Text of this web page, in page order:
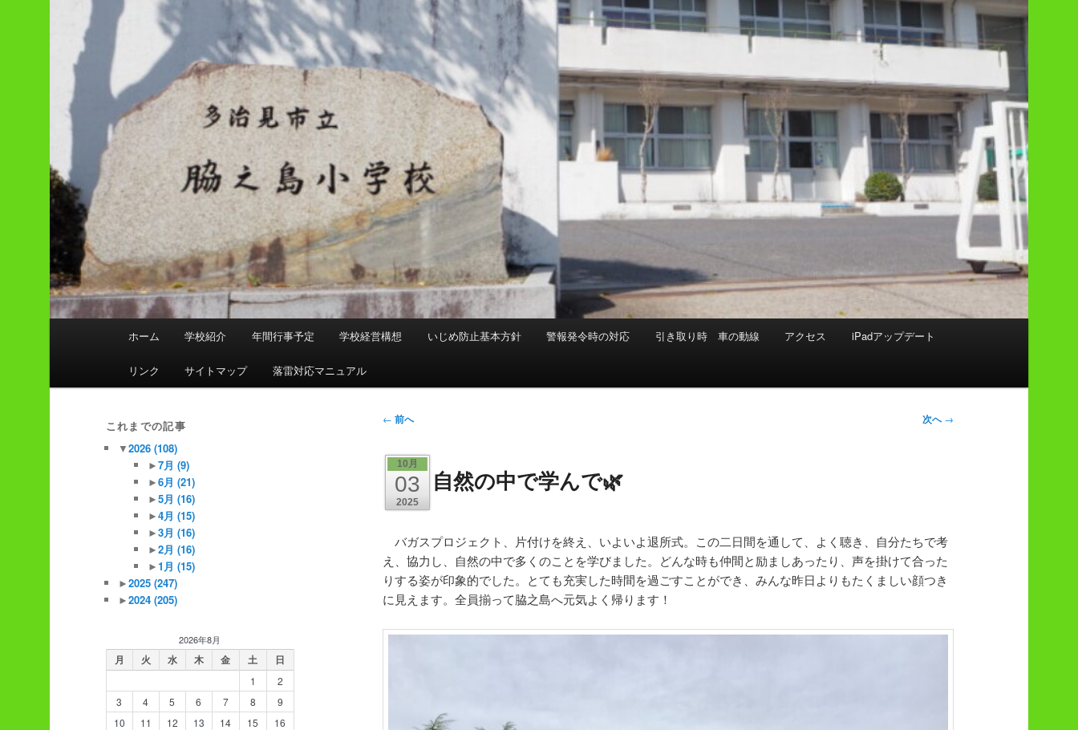
メ
ホーム 学校紹介 年間行事予定 学校経営構想 いじめ防止基本方針 警報発令時の対応 引き取り時 車の動線 アクセス iPadアップデート
リンク サイトマップ 落雷対応マニュアル
投
ナ
ビ
ー
ン
← 前へ 次へ→
10月
03
2025
自然の中で学んで🌿
バガスプロジェクト、片付けを終え、いよいよ退所式。この二日間を通して、よく聴き、自分たちで考
え、協力し、自然の中で多くのことを学びました。どんな時も仲間と励ましあったり、声を掛けて合った
りする姿が印象的でした。とても充実した時間を過ごすことができ、みんな昨日よりもたくましい顔つき
に見えます。全員揃って脇之島へ元気よく帰ります！
これまでの記事
▼2026 (108)
►7月(9)
►6月(21)
►5月(16)
►4月(15)
►3月(16)
►2月(16)
►1月(15)
►2025 (247)
►2024 (205)
2026年8月
月 火 水 木 金 土 日
1
2
3
4 5 6 7 8
9
10
11 12 13 14 15
16